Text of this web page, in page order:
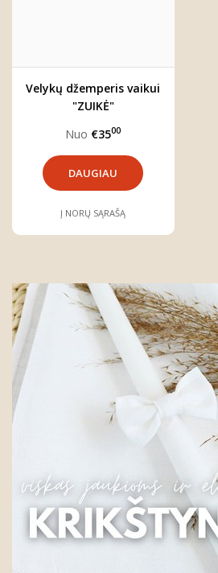
Velykų džemperis vaikui
"ZUIKĖ"
Nuo €3500
DAUGIAU
Į NORŲ SĄRAŠĄ